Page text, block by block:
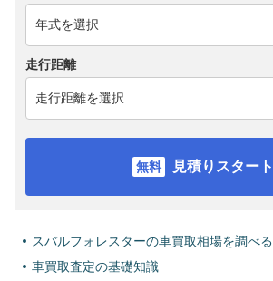
走行距離
見積りスタート
スバルフォレスターの車買取相場を調べる
車買取査定の基礎知識